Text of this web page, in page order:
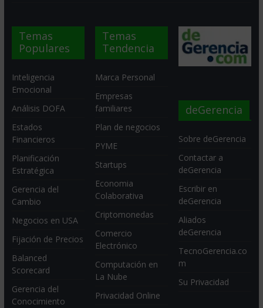
Temas
Populares
Inteligencia
Emocional
Análisis DOFA
Estados
Financieros
Planificación
Estratégica
Gerencia del
Cambio
Negocios en USA
Fijación de Precios
Balanced
Scorecard
Gerencia del
Conocimiento
Temas
Tendencia
Marca Personal
Empresas
familiares
Plan de negocios
PYME
Startups
Economia
Colaborativa
Criptomonedas
Comercio
Electrónico
Computación en
La Nube
Privacidad Online
deGerencia
Sobre deGerencia
Contactar a
deGerencia
Escribir en
deGerencia
Aliados
deGerencia
TecnoGerencia.co
m
Su Privacidad